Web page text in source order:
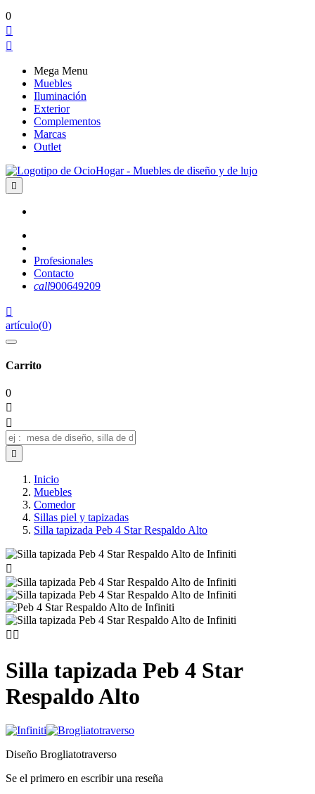
0


Mega Menu
Muebles
Iluminación
Exterior
Complementos
Marcas
Outlet

Profesionales
Contacto
call900649209

artículo(0)
Carrito
0



Inicio
Muebles
Comedor
Sillas piel y tapizadas
Silla tapizada Peb 4 Star Respaldo Alto

 
Silla tapizada Peb 4 Star
Respaldo Alto
Diseño Brogliatotraverso
Se el primero en escribir una reseña